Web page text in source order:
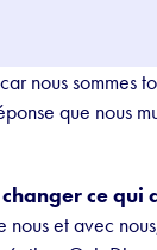
nous sommes
que nous
changer ce qui
nous et avec